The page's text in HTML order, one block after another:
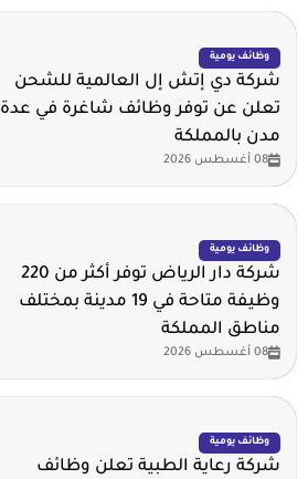
وظائف يومية
شركة دي إتش إل العالمية للشحن
تعلن عن توفر وظائف شاغرة في عدة
مدن بالمملكة
08 أغسطس 2026
وظائف يومية
شركة دار الرياض توفر أكثر من 220
وظيفة متاحة في 19 مدينة بمختلف
مناطق المملكة
08 أغسطس 2026
وظائف يومية
شركة رعاية الطبية تعلن وظائف